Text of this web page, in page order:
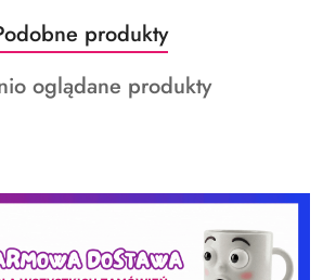
produktówprodukty
oglądane produkty